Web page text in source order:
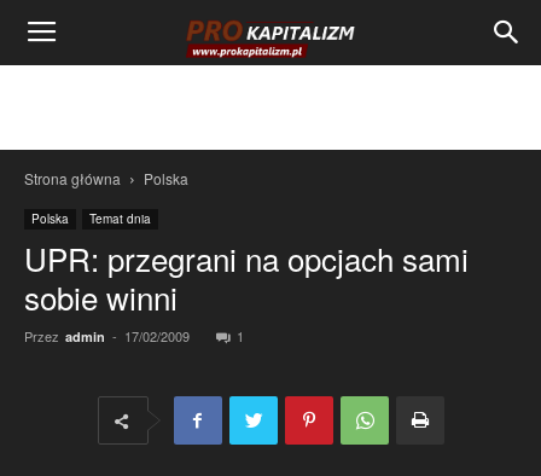
Strona główna Polska
Polska Temat dnia
UPR: przegrani na opcjach sami
sobie winni
Przez admin - 17/02/2009 1